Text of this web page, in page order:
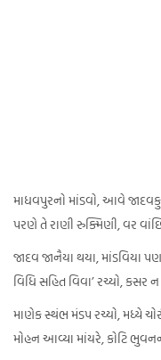
માધવપુરનો માંડવો, આવે
પરણે તે રાણી રુક્મિણી, વર
જાદવ જાનૈયા થયા, માંડવિયા
વિધિ સહિત વિવા’ રચ્યો, કસર
માણેક સ્થંભ મંડપ રચ્યો, મધ્યે
મોહન આવ્યા માંયરે, કોટિ